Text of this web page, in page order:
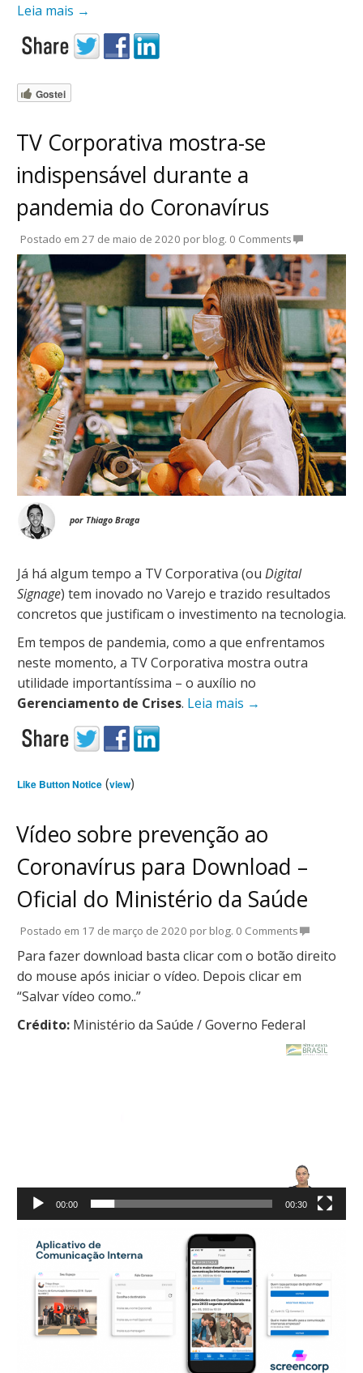
Leia mais →
Gostei
TV Corporativa mostra-se
indispensável durante a
pandemia do Coronavírus
Postado em 27 de maio de 2020 por blog. 0 Comments
por Thiago Braga
Já há algum tempo a TV Corporativa (ou Digital
Signage) tem inovado no Varejo e trazido resultados
concretos que justificam o investimento na tecnologia.
Em tempos de pandemia, como a que enfrentamos
neste momento, a TV Corporativa mostra outra
utilidade importantíssima – o auxílio no
Gerenciamento de Crises. Leia mais →
Like Button Notice (view)
Vídeo sobre prevenção ao
Coronavírus para Download –
Oficial do Ministério da Saúde
Postado em 17 de março de 2020 por blog. 0 Comments
Para fazer download basta clicar com o botão direito
do mouse após iniciar o vídeo. Depois clicar em
“Salvar vídeo como..”
Crédito: Ministério da Saúde / Governo Federal
00:00 00:30